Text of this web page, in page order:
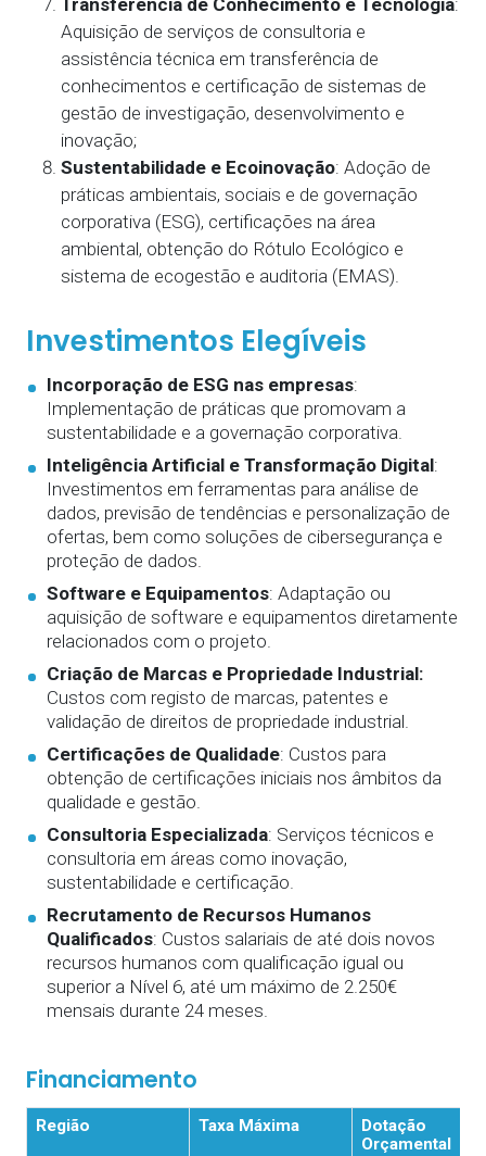
Transferência de Conhecimento e Tecnologia:
Aquisição de serviços de consultoria e
assistência técnica em transferência de
conhecimentos e certificação de sistemas de
gestão de investigação, desenvolvimento e
inovação;
Sustentabilidade e Ecoinovação: Adoção de
práticas ambientais, sociais e de governação
corporativa (ESG), certificações na área
ambiental, obtenção do Rótulo Ecológico e
sistema de ecogestão e auditoria (EMAS).
Investimentos Elegíveis
Incorporação de ESG nas empresas:
Implementação de práticas que promovam a
sustentabilidade e a governação corporativa.
Inteligência Artificial e Transformação Digital:
Investimentos em ferramentas para análise de
dados, previsão de tendências e personalização de
ofertas, bem como soluções de cibersegurança e
proteção de dados.
Software e Equipamentos: Adaptação ou
aquisição de software e equipamentos diretamente
relacionados com o projeto.
Criação de Marcas e Propriedade Industrial:
Custos com registo de marcas, patentes e
validação de direitos de propriedade industrial.
Certificações de Qualidade: Custos para
obtenção de certificações iniciais nos âmbitos da
qualidade e gestão.
Consultoria Especializada: Serviços técnicos e
consultoria em áreas como inovação,
sustentabilidade e certificação.
Recrutamento de Recursos Humanos
Qualificados: Custos salariais de até dois novos
recursos humanos com qualificação igual ou
superior a Nível 6, até um máximo de 2.250€
mensais durante 24 meses.
Financiamento
Região Taxa Máxima
Dotação
Orçamental